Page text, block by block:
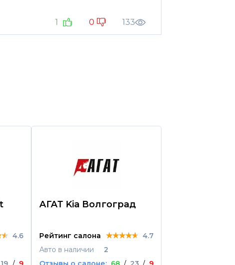
1 0 133
4.6
АГАТ Kia Волгоград
Рейтинг салона ★★★★★
★★★★★
★★★★★ 4.7
Авто в наличии
2